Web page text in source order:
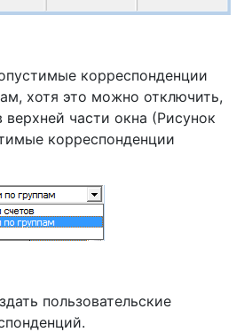
корреспонденции
хотя это можно отключить,
части окна (Рисунок
корреспонденции
пользовательские